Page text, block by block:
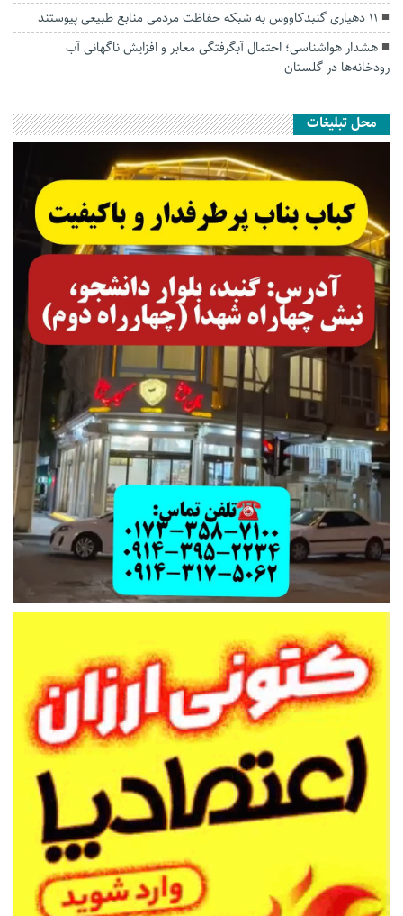
۱۱ دهیاری گنبدکاووس به شبکه حفاظت مردمی منابع طبیعی پیوستند
هشدار هواشناسی؛ احتمال آبگرفتگی معابر و افزایش ناگهانی آب
رودخانه‌ها در گلستان
محل تبلیغات